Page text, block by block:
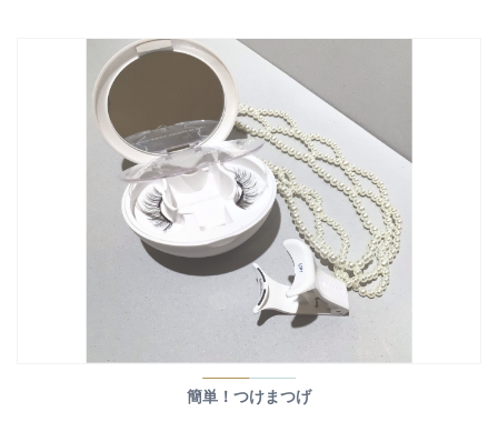
簡単！つけまつげ